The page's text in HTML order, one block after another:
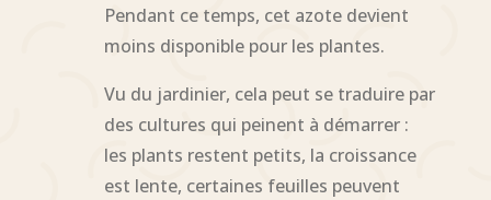
Pendant ce temps, cet azote devient
moins disponible pour les plantes.
Vu du jardinier, cela peut se traduire par
des cultures qui peinent à démarrer :
les plants restent petits, la croissance
est lente, certaines feuilles peuvent